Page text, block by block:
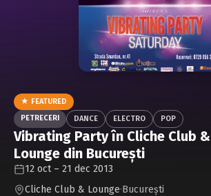
Caută în site...
★ FEATURED
PETRECERI
DANCE ELECTRO POP
Vibrating Party în Cliche Club &
Lounge din Bucureşti
12 oct – 21 dec 2013
Cliche Club & Lounge·Bucureşti